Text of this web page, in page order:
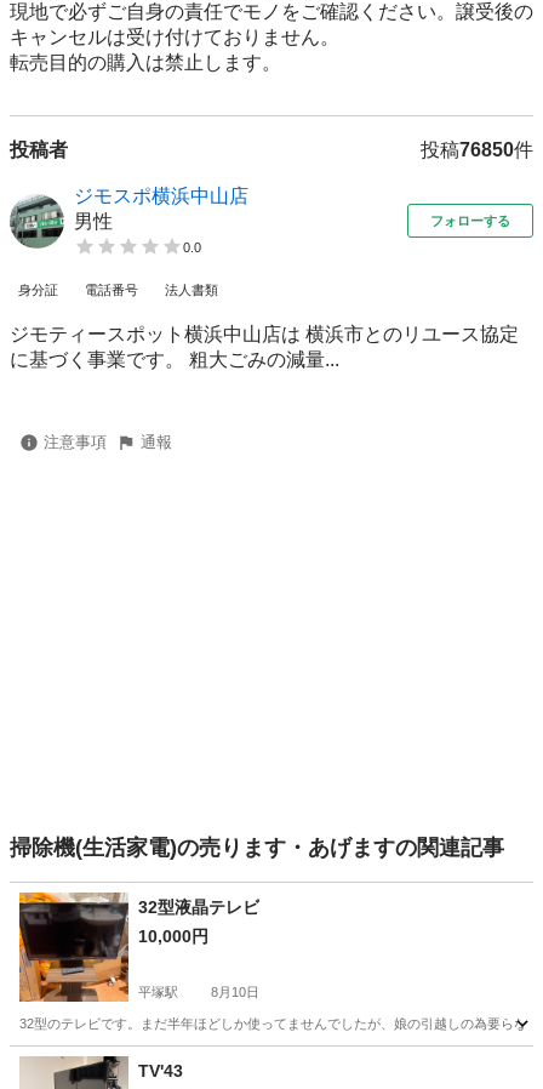
現地で必ずご⾃⾝の責任でモノをご確認ください。譲受後の
キャンセルは受け付けておりません。
転売⽬的の購⼊は禁⽌します。
投稿者 投稿76850件
ジモスポ横浜中山店
男性
0.0
フォローする
身分証 電話番号 法人書類
ジモティースポット横浜中山店は 横浜市とのリユース協定
に基づく事業です。 粗⼤ごみの減量...
注意事項 通報
掃除機(生活家電)の売ります・あげますの関連記事
32型液晶テレビ
10,000円
平塚駅 8月10日
32型のテレビです。まだ半年ほどしか使ってませんでしたが、娘の引越しの為要らな
神奈川 平塚市 TV'43